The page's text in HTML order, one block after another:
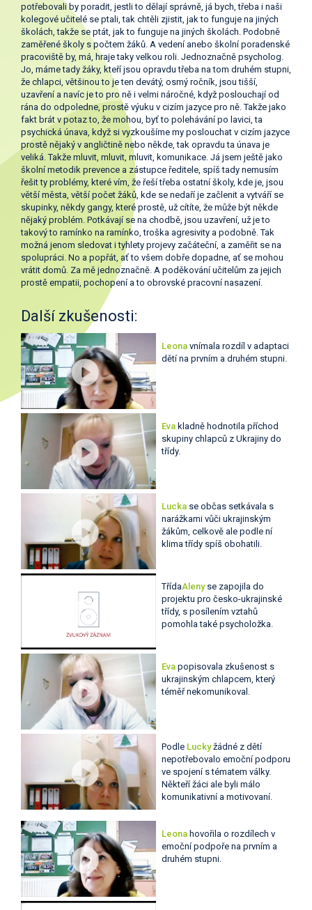
potřebovali by poradit, jestli to dělají správně, já bych, třeba i naši
kolegové učitelé se ptali, tak chtěli zjistit, jak to funguje na jiných
školách, takže se ptát, jak to funguje na jiných školách. Podobně
zaměřené školy s počtem žáků. A vedení anebo školní poradenské
pracoviště by, má, hraje taky velkou roli. Jednoznačně psycholog.
Jo, máme tady žáky, kteří jsou opravdu třeba na tom druhém stupni,
že chlapci, většinou to je ten devátý, osmý ročník, jsou tišší,
uzavření a navíc je to pro ně i velmi náročné, když poslouchají od
rána do odpoledne, prostě výuku v cizím jazyce pro ně. Takže jako
fakt brát v potaz to, že mohou, byť to polehávání po lavici, ta
psychická únava, když si vyzkoušíme my poslouchat v cizím jazyce
prostě nějaký v angličtině nebo někde, tak opravdu ta únava je
veliká. Takže mluvit, mluvit, mluvit, komunikace. Já jsem ještě jako
školní metodik prevence a zástupce ředitele, spíš tady nemusím
řešit ty problémy, které vím, že řeší třeba ostatní školy, kde je, jsou
větší města, větší počet žáků, kde se nedaří je začlenit a vytváří se
skupinky, někdy gangy, které prostě, už cítíte, že může být někde
nějaký problém. Potkávají se na chodbě, jsou uzavření, už je to
takový to ramínko na ramínko, troška agresivity a podobně. Tak
možná jenom sledovat i tyhlety projevy začáteční, a zaměřit se na
spolupráci. No a popřát, ať to všem dobře dopadne, ať se mohou
vrátit domů. Za mě jednoznačně. A poděkování učitelům za jejich
prostě empatii, pochopení a to obrovské pracovní nasazení.
Další zkušenosti:
Leona vnímala rozdíl v adaptaci
dětí na prvním a druhém stupni.
Eva kladně hodnotila příchod
skupiny chlapců z Ukrajiny do
třídy.
Luckase občas setkávala s
narážkami vůči ukrajinským
žákům, celkově ale podle ní
klima třídy spíš obohatili.
TřídaAleny se zapojila do
projektu pro česko-ukrajinské
třídy, s posílením vztahů
pomohla také psycholožka.
Eva popisovala zkušenost s
ukrajinským chlapcem, který
téměř nekomunikoval.
PodleLuckyžádné z dětí
nepotřebovalo emoční podporu
ve spojení s tématem války.
Někteří žáci ale byli málo
komunikativní a motivovaní.
Leona hovořila o rozdílech v
emoční podpoře na prvním a
druhém stupni.